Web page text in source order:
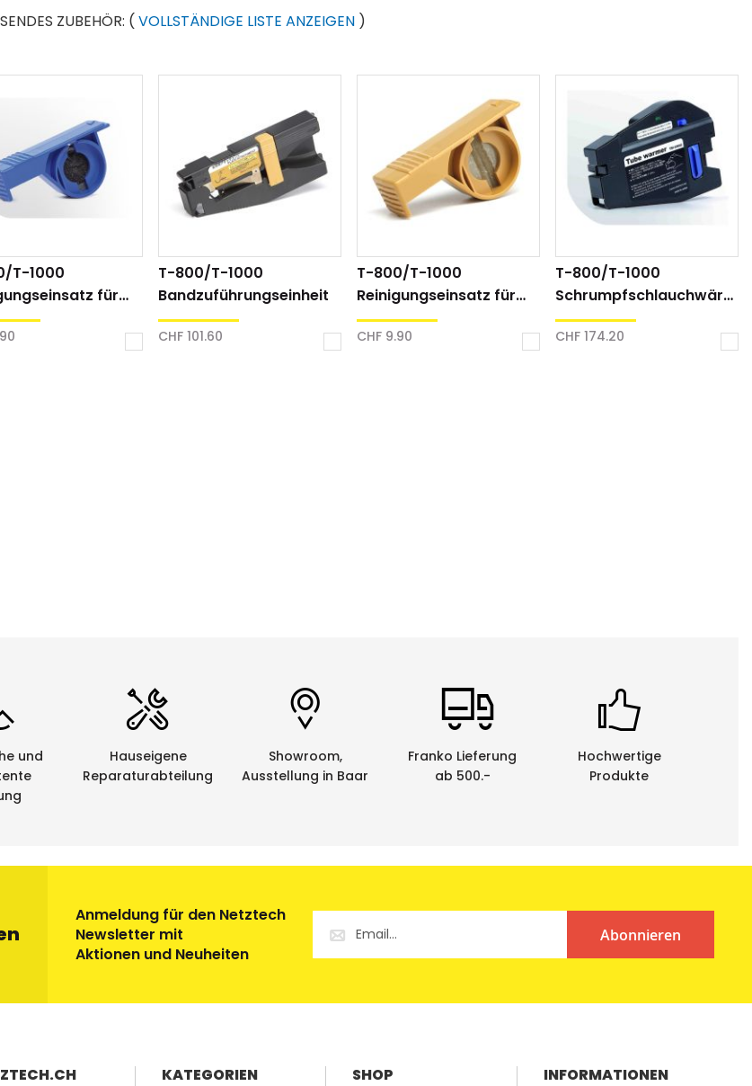
Schrumpfschlauch
Industrie
Schrumpfschlauch
ZUBEHÖR: (VOLLSTÄNDIGE LISTE ANZEIGEN )
T-1000
für
T-800/T-1000
Bandzuführungseinheit
CHF 101.60
T-800/T-1000
Reinigungseinsatz für
Bandzuführung
CHF 9.90
T-800/T-1000
Schrumpfschlauchwärm
er
CHF 174.20
und
Hauseigene
Reparaturabteilung
Showroom,
Ausstellung in Baar
Franko Lieferung
ab 500.-
Hochwertige
Produkte
Anmeldung für den Netztech
Newsletter mit
Aktionen und Neuheiten
Abonnieren
KATEGORIEN SHOP INFORMATIONEN